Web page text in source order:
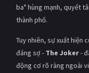
ba" hùng mạnh, quyết
thành phố.
Tuy nhiên, sự xuất hiện
đáng sợ - The Joker-
động cơ rõ ràng ngoài